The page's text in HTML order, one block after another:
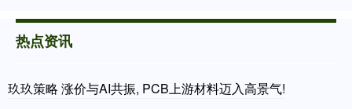
热点资讯
玖玖策略 涨价与AI共振, PCB上游材料迈入高景气!